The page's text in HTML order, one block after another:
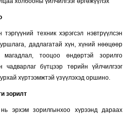
техник хэрэгсэл нэвтрүүлсэн
дадлагатай хүн, хүний нөөцөөр
магадлал, тооцоо өндөртэй зорилго
бүтцээр төрийн үйлчилгээг
хүртээмжтэй үзүүлэхэд оршино.
зорилт
эрхэм зорилгынхоо хүрээнд дараах